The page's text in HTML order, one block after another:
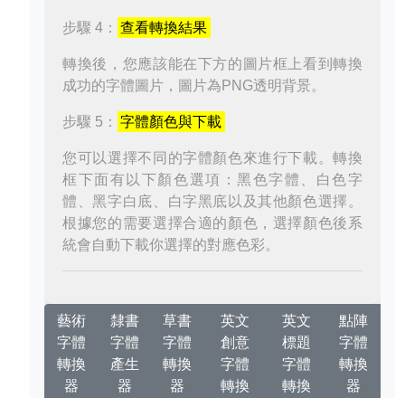
步驟 4： 查看轉換結果
轉換後，您應該能在下方的圖片框上看到轉換
成功的字體圖片，圖片為PNG透明背景。
步驟 5： 字體顏色與下載
您可以選擇不同的字體顏色來進行下載。轉換
框下面有以下顏色選項：黑色字體、白色字
體、黑字白底、白字黑底以及其他顏色選擇。
根據您的需要選擇合適的顏色，選擇顏色後系
統會自動下載你選擇的對應色彩。
藝術
字體
轉換
器
隸書
字體
產生
器
草書
字體
轉換
器
英文
創意
字體
轉換
英文
標題
字體
轉換
點陣
字體
轉換
器